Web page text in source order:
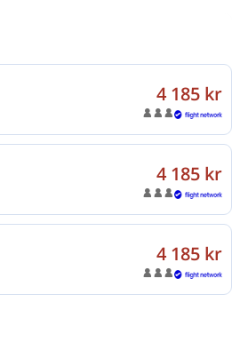
4 185 kr
4 185 kr
4 185 kr